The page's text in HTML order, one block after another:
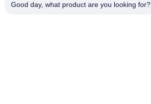
फ़ोन :
Good day, what product are you looking for?